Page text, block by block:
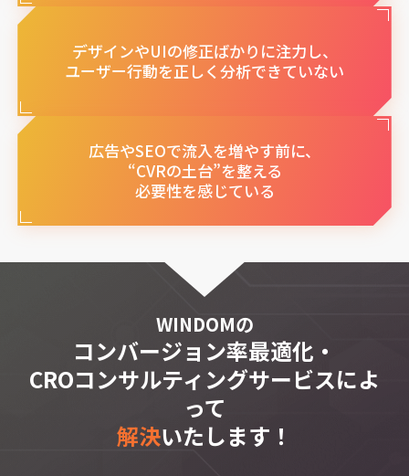
デザインやUIの修正ばかりに注力し、
ユーザー行動を正しく分析できていない
広告やSEOで流入を増やす前に、
“CVRの土台”を整える
必要性を感じている
WINDOMの
コンバージョン率最適化・
CROコンサルティングサービスによ
って
解決いたします！